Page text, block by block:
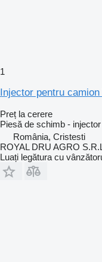
1
Injector pentru
Preț la cerere
Piesă de schimb - injector
România, Cristesti
ROYAL DRU AGRO
Luați legătura cu